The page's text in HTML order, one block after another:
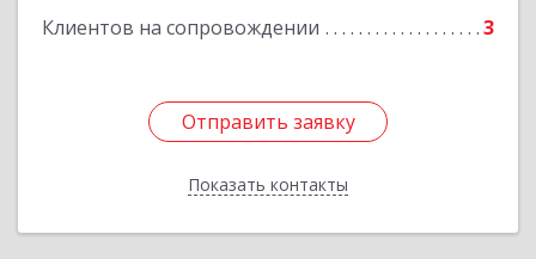
Клиентов на сопровождении 3
Отправить заявку
Показать контакты
Отправить заявку
Назад